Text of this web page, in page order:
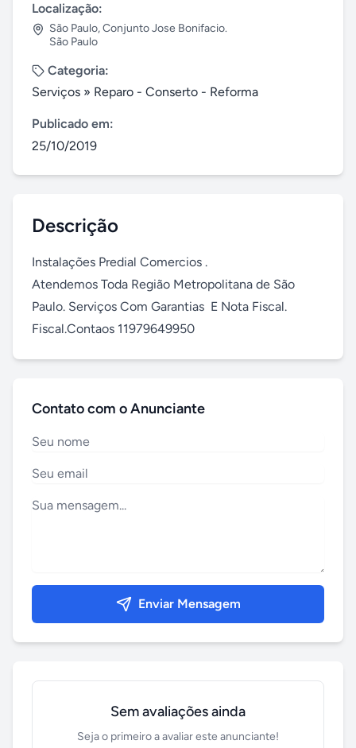
Localização:
São Paulo,Conjunto Jose Bonifacio.
São Paulo
Categoria:
Serviços » Reparo - Conserto - Reforma
Publicado em:
25/10/2019
Descrição
Instalações Predial Comercios .
Atendemos Toda Região Metropolitana de São
Paulo. Serviços Com Garantias  E Nota Fiscal.
Fiscal.Contaos 11979649950
Contato com o Anunciante
Enviar Mensagem
Sem avaliações ainda
Seja o primeiro a avaliar este anunciante!